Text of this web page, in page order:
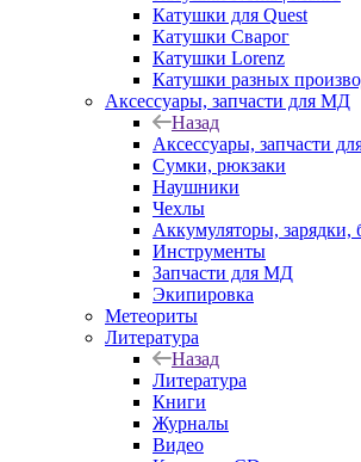
Катушки для Quest
Катушки Сварог
Катушки Lorenz
Катушки разных
Аксессуары, запчасти для МД
Назад
Аксессуары, запчасти
Сумки, рюкзаки
Наушники
Чехлы
Аккумуляторы, зарядки,
Инструменты
Запчасти для МД
Экипировка
Метеориты
Литература
Назад
Литература
Книги
Журналы
Видео